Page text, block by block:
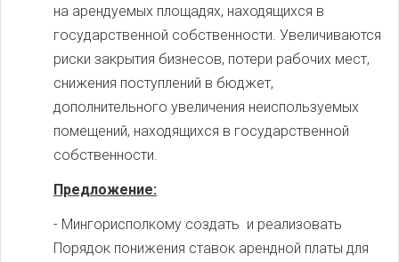
на арендуемых площадях, находящихся в
государственной собственности. Увеличиваются
риски закрытия бизнесов, потери рабочих мест,
снижения поступлений в бюджет,
дополнительного увеличения неиспользуемых
помещений, находящихся в государственной
собственности.
Предложение:
- Мингорисполкому создать и реализовать
Порядок понижения ставок арендной платы для